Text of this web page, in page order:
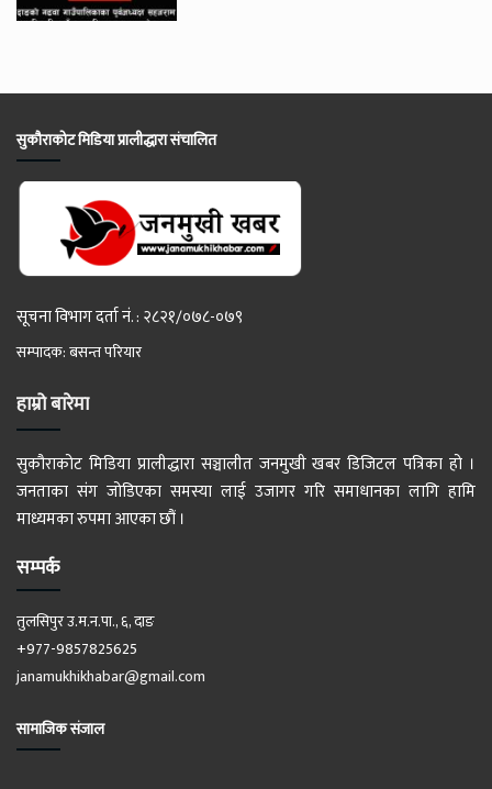
सुकौराकोट मिडिया प्रालीद्धारा संचालित
सूचना विभाग दर्ता नं. : २८२१/०७८-०७९
सम्पादक: बसन्त परियार
हाम्रो बारेमा
सुकौराकोट मिडिया प्रालीद्धारा सञ्चालीत जनमुखी खबर डिजिटल पत्रिका हो ।
जनताका संग जोडिएका समस्या लाई उजागर गरि समाधानका लागि हामि
माध्यमका रुपमा आएका छौं ।
सम्पर्क
तुलसिपुर उ.म.न.पा., ६, दाङ
+977-9857825625
janamukhikhabar@gmail.com
सामाजिक संजाल